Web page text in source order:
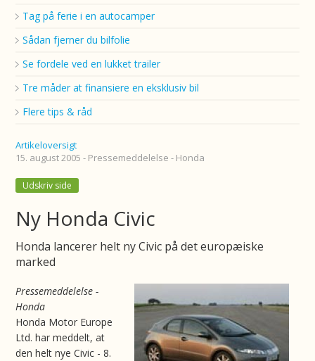
Tag på ferie i en autocamper
Sådan fjerner du bilfolie
Se fordele ved en lukket trailer
Tre måder at finansiere en eksklusiv bil
Flere tips & råd
Artikeloversigt
15. august 2005 - Pressemeddelelse - Honda
Udskriv side
Ny Honda Civic
Honda lancerer helt ny Civic på det europæiske
marked
Pressemeddelelse -
Honda
Honda Motor Europe
Ltd. har meddelt, at
den helt nye Civic - 8.